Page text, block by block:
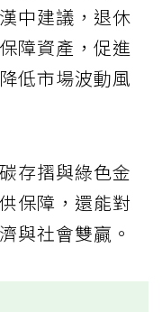
中建議，退休
障資產，促進
低市場波動風
存摺與綠色金
保障，還能對
與社會雙贏。